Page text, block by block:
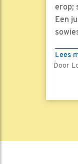
erop;
Een
Lees
Door